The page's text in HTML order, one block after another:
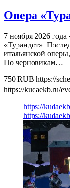
Опера
7 ноября 2026
«Турандот».
итальянской
По черновикам…
750 RUB https://
https://kudaekb.ru/
https://
https://